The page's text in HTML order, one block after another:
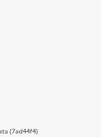
(7ad44f4)